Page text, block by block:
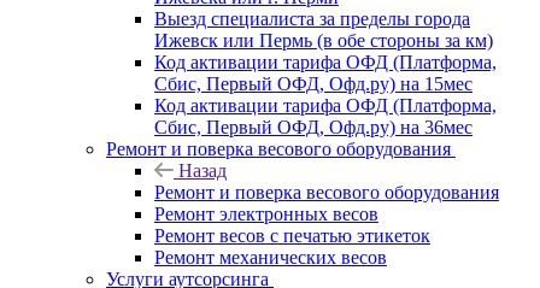
Выезд специалиста за пределы города
Ижевск или Пермь (в обе стороны за км)
Код активации тарифа ОФД (Платформа,
Сбис, Первый ОФД, Офд.ру) на 15мес
Код активации тарифа ОФД (Платформа,
Сбис, Первый ОФД, Офд.ру) на 36мес
Ремонт и поверка весового оборудования
Назад
Ремонт и поверка весового оборудования
Ремонт электронных весов
Ремонт весов с печатью этикеток
Ремонт механических весов
Услуги аутсорсинга